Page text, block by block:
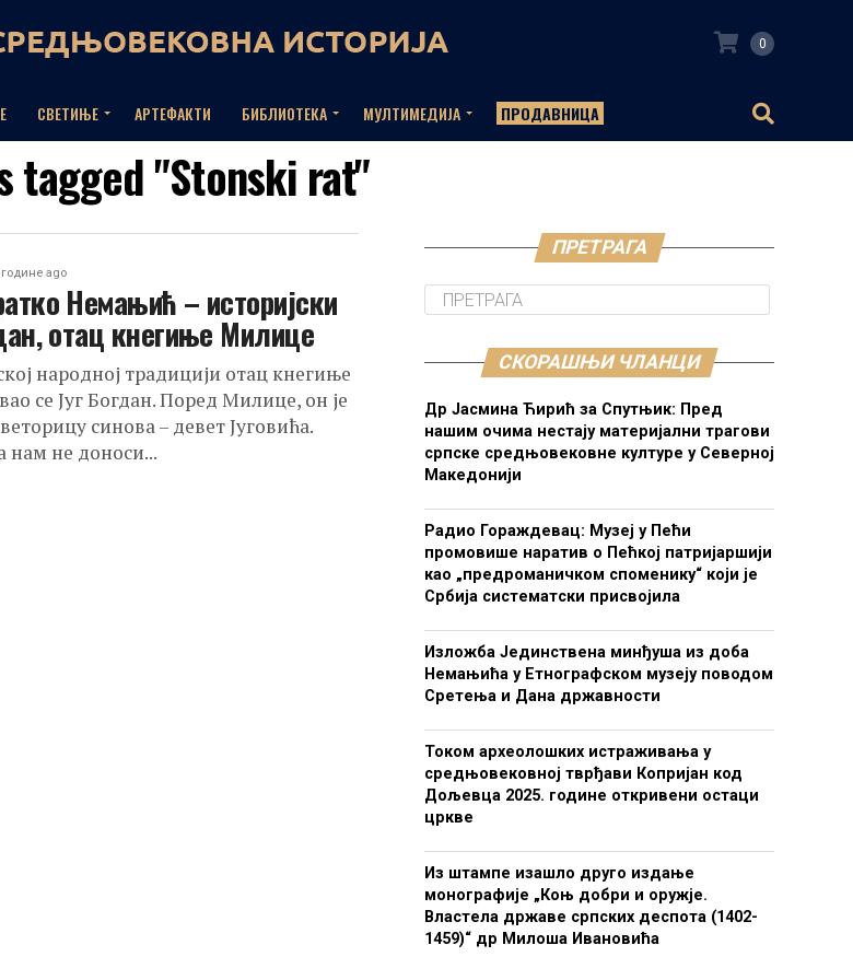
0
СВЕТИЊЕ АРТЕФАКТИ БИБЛИОТЕКА МУЛТИМЕДИЈА ПРОДАВНИЦА
tagged "Stonski rat"
ago
Немањић – историјски
отац кнегиње Милице
народној традицији отац кнегиње
се Југ Богдан. Поред Милице, он је
синова – девет Југовића.
нам не доноси...
ПРЕТРАГА
СКОРАШЊИ ЧЛАНЦИ
Др Јасмина Ћирић за Спутњик: Пред
нашим очима нестају материјални трагови
српске средњовековне културе у Северној
Македонији
Радио Гораждевац: Музеј у Пећи
промовише наратив о Пећкој патријаршији
као „предроманичком споменику“ који је
Србија систематски присвојила
Изложба Јединствена минђуша из доба
Немањића у Етнографском музеју поводом
Сретења и Дана државности
Током археолошких истраживања у
средњовековној тврђави Копријан код
Дољевца 2025. године откривени остаци
цркве
Из штампе изашло друго издање
монографије „Коњ добри и оружје.
Властела државе српских деспота (1402-
1459)“ др Милоша Ивановића